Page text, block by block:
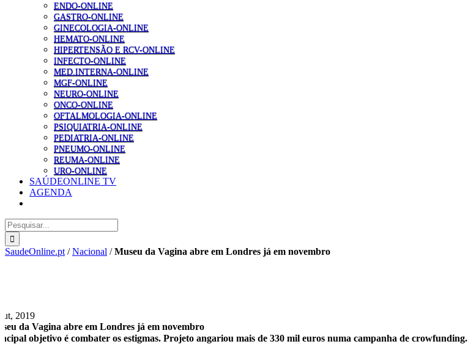
ENDO-ONLINE
GASTRO-ONLINE
GINECOLOGIA-ONLINE
HEMATO-ONLINE
HIPERTENSÃO E RCV-ONLINE
INFECTO-ONLINE
MED.INTERNA-ONLINE
MGF-ONLINE
NEURO-ONLINE
ONCO-ONLINE
OFTALMOLOGIA-ONLINE
PSIQUIATRIA-ONLINE
PEDIATRIA-ONLINE
PNEUMO-ONLINE
REUMA-ONLINE
URO-ONLINE
SAÚDEONLINE TV
AGENDA
Pesquisar
SaudeOnline.pt /Nacional /Museu da Vagina abre em Londres já em novembro
2019
da Vagina abre em Londres já em novembro
objetivo é combater os estigmas. Projeto angariou mais de 330 mil euros numa campanha de crowfunding.